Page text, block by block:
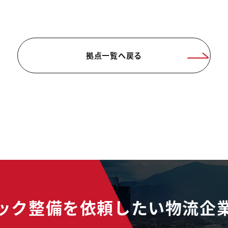
拠点一覧へ戻る
ク整備を依頼したい物流企